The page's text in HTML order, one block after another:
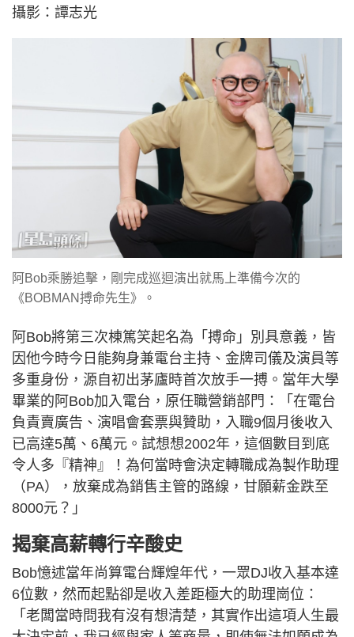
攝影：譚志光
阿Bob乘勝追擊，剛完成巡迴演出就馬上準備今次的
《BOBMAN搏命先生》。
阿Bob將第三次棟篤笑起名為「搏命」別具意義，皆
因他今時今日能夠身兼電台主持、金牌司儀及演員等
多重身份，源自初出茅廬時首次放手一搏。當年大學
畢業的阿Bob加入電台，原任職營銷部門：「在電台
負責賣廣告、演唱會套票與贊助，入職9個月後收入
已高達5萬、6萬元。試想想2002年，這個數目到底
令人多『精神』！為何當時會決定轉職成為製作助理
（PA），放棄成為銷售主管的路線，甘願薪金跌至
8000元？」
揭棄高薪轉行辛酸史
Bob憶述當年尚算電台輝煌年代，一眾DJ收入基本達
6位數，然而起點卻是收入差距極大的助理崗位：
「老闆當時問我有沒有想清楚，其實作出這項人生最